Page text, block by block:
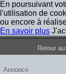
En poursuivant
l'utilisation de
ou encore à
En savoir plus
Retour
Annonce